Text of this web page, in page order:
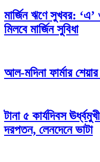
মার্জিন ঋণে সুখবর: ‘এ’
মিলবে মার্জিন সুবিধা
আল-মদিনা ফার্মার
টানা ৫ কার্যদিবস
দরপতন, লেনদেনে ভাটা